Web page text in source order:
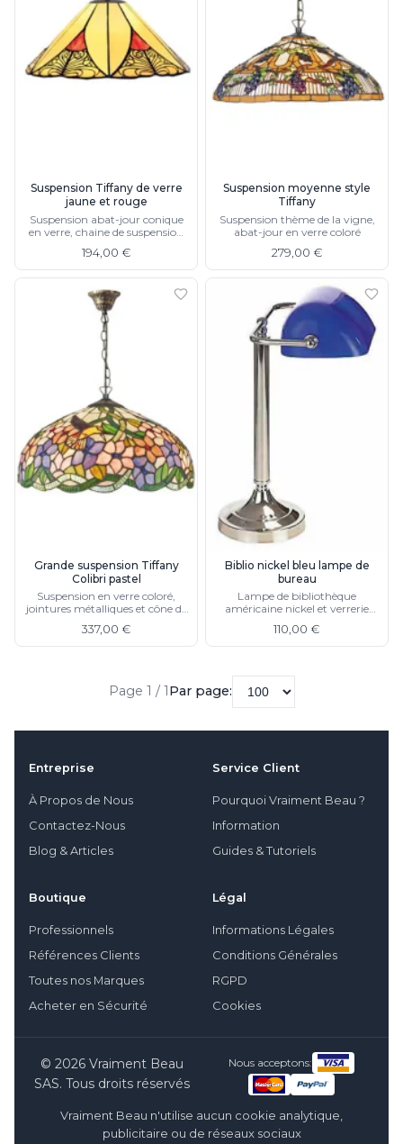
Suspension Tiffany de verre
jaune et rouge
Suspension abat-jour conique
en verre, chaine de suspension
194,00 €
Suspension moyenne style
Tiffany
Suspension thème de la vigne,
abat-jour en verre coloré
279,00 €
Grande suspension Tiffany
Colibri pastel
Suspension en verre coloré,
jointures métalliques et cône de
337,00 €
Biblio nickel bleu lampe de
bureau
Lampe de bibliothèque
américaine nickel et verrerie
110,00 €
Page 1 / 1Par page:
Entreprise
À Propos de Nous
Contactez-Nous
Blog & Articles
Service Client
Pourquoi Vraiment Beau ?
Information
Guides & Tutoriels
Boutique
Professionnels
Références Clients
Toutes nos Marques
Acheter en Sécurité
Légal
Informations Légales
Conditions Générales
RGPD
Cookies
© 2026 Vraiment Beau
SAS. Tous droits réservés
Nous acceptons:
Vraiment Beau n'utilise aucun cookie analytique,
publicitaire ou de réseaux sociaux